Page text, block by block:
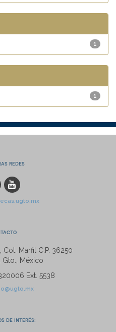
1
1
redes
Col. Marfil C.P. 36250
Gto., México
Ext. 5538
de interés: